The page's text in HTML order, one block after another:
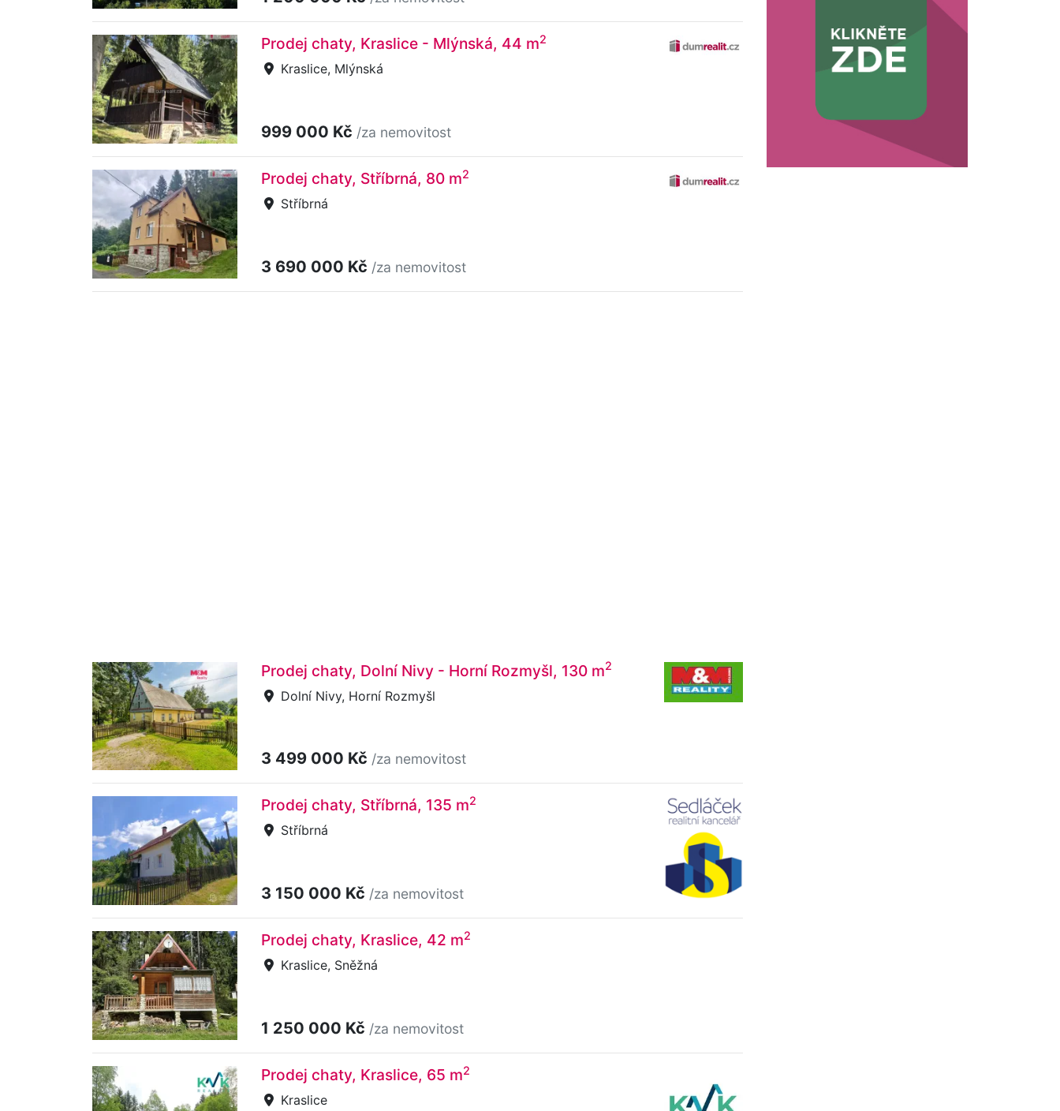
Prodej chaty, Kraslice - Mlýnská, 44 m2
Kraslice, Mlýnská
999 000 Kč /za nemovitost
Prodej chaty, Stříbrná, 80 m2
Stříbrná
3 690 000 Kč /za nemovitost
Prodej chaty, Dolní Nivy - Horní Rozmyšl, 130 m2
Dolní Nivy, Horní Rozmyšl
3 499 000 Kč /za nemovitost
Prodej chaty, Stříbrná, 135 m2
Stříbrná
3 150 000 Kč /za nemovitost
Prodej chaty, Kraslice, 42 m2
Kraslice, Sněžná
1 250 000 Kč /za nemovitost
Prodej chaty, Kraslice, 65 m2
Kraslice